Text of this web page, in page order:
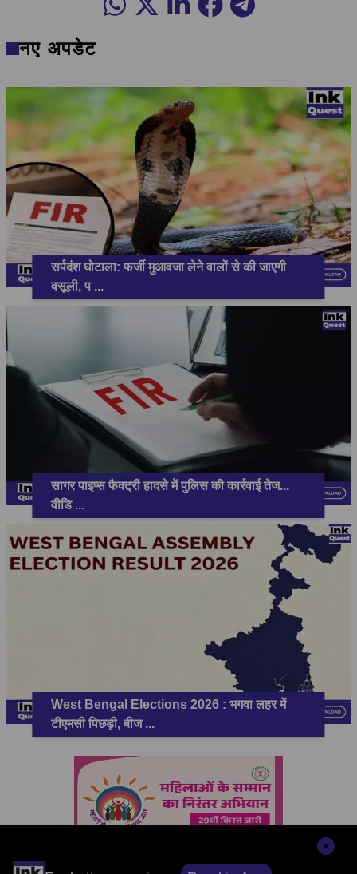
नए अपडेट
सर्पदंश घोटाला: फर्जी मुआवजा लेने वालों से की जाएगी
वसूली, प...
सागर पाइप्स फैक्ट्री हादसे में पुलिस की कार्रवाई तेज...
वीडि...
West Bengal Elections 2026 : भगवा लहर में
टीएमसी पिछड़ी, बीज...